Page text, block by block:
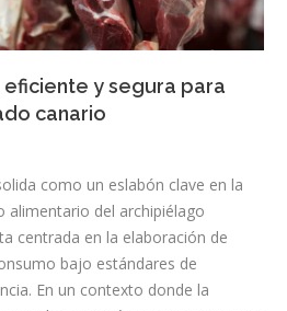
y segura para
canario
como un eslabón clave en la
alimentario del archipiélago
centrada en la elaboración de
bajo estándares de
En un contexto donde la